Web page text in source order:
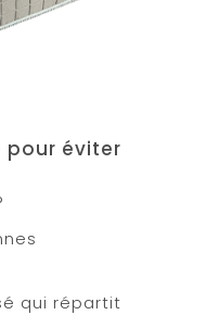
pour éviter
qui répartit